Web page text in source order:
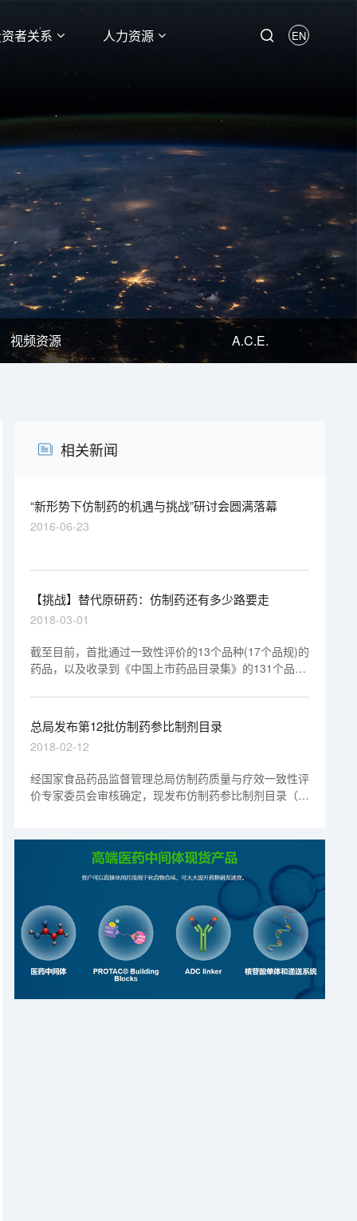
者关系 人力资源 EN
视频资源 A.C.E.
相关新闻
“新形势下仿制药的机遇与挑战”研讨会圆满落幕
2016-06-23
【挑战】替代原研药：仿制药还有多少路要走
2018-03-01
截至目前，首批通过一致性评价的13个品种(17个品规)的
药品，以及收录到《中国上市药品目录集》的131个品种
者观念上，一些细节的调整还需要获得监管部门的持续推
动。
总局发布第12批仿制药参比制剂目录
2018-02-12
经国家食品药品监督管理总局仿制药质量与疗效一致性评
价专家委员会审核确定，现发布仿制药参比制剂目录（第